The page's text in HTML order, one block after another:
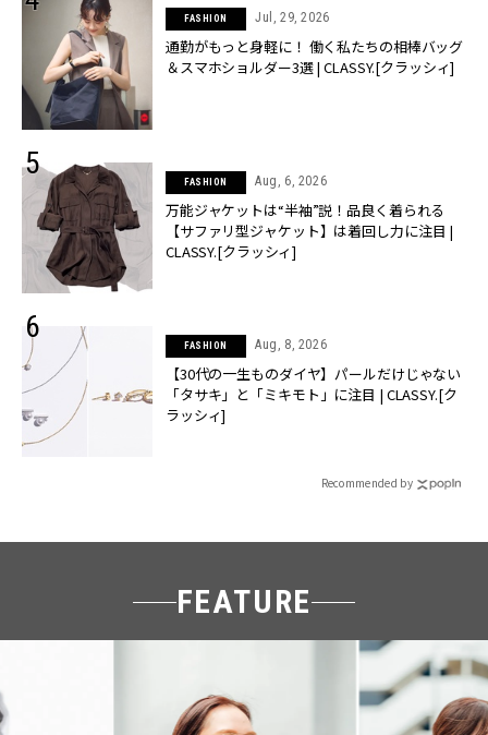
FASHION Jul, 29, 2026
通勤がもっと身軽に！ 働く私たちの相棒バッグ
＆スマホショルダー3選 | CLASSY.[クラッシィ]
FASHION Aug, 6, 2026
万能ジャケットは“半袖”説！品良く着られる
【サファリ型ジャケット】は着回し力に注目 |
CLASSY.[クラッシィ]
FASHION Aug, 8, 2026
【30代の一生ものダイヤ】パールだけじゃない
「タサキ」と「ミキモト」に注目 | CLASSY.[ク
ラッシィ]
Recommended by
FEATURE